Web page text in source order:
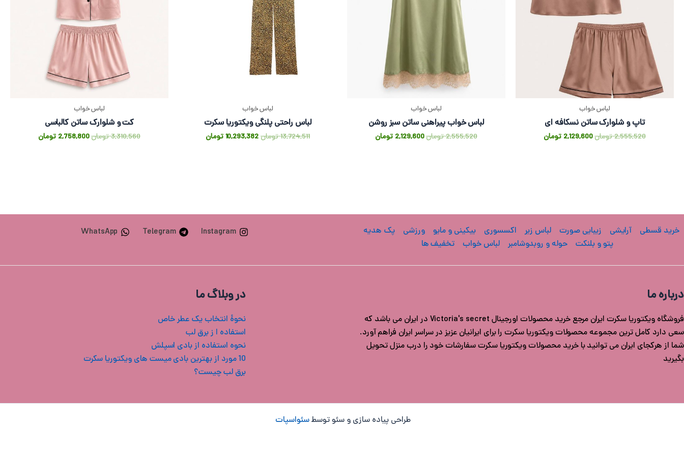
لباس خواب
تاپ و شلوارک ساتن نسکافه ای
2,555,520تومان2,129,600 تومان
لباس خواب
لباس خواب پیراهنی ساتن سبز روشن
2,555,520تومان2,129,600 تومان
لباس خواب
لباس راحتی پلنگی ویکتوریا سکرت
13,724,511تومان10,293,382 تومان
لباس خواب
کت و شلوارک ساتن کالباسی
3,310,560تومان2,758,800 تومان
خرید قسطی آرایشی زیبایی صورت لباس زیر اکسسوری بیکینی و مایو ورزشی
پک هدیه
پتو و بلنکت
حوله و روبدوشامبر لباس خواب تخفیف ها
Instagram
Telegram
WhatsApp
درباره ما
فروشگاه ویکتوریا سکرت ایران مرجع خرید محصولات اورجینال Victoria's secret در ایران می باشد که
سعی دارد کامل ترین مجموعه محصولات ویکتوریا سکرت را برای ایرانیان عزیز در سراسر ایران فراهم آورد.
شما از هرکجای ایران می توانید با خرید محصولات ویکتوریا سکرت سفارشات خود را درب منزل تحویل
بگیرید
در وبلاگ ما
نحوۀ انتخاب یک عطر خاص
استفاده ا ز برق لب
نحوه استفاده از بادی اسپلش
10 مورد از بهترین بادی میست های ویکتوریا سکرت
برق لب چیست؟
طراحی پیاده سازی و سئو توسطسئواسپات